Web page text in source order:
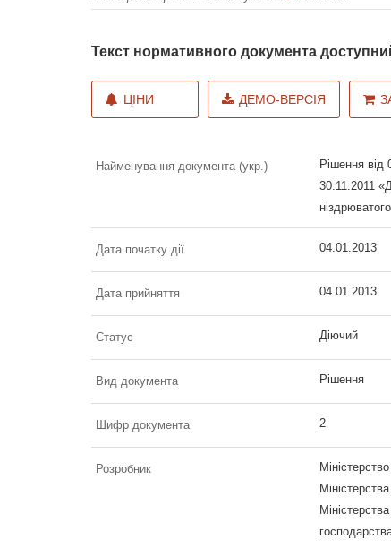
Текст нормативного документа
ЦІНИ ДЕМО-ВЕРСІЯ
Найменування документа (укр.)
Рішення
30.11.2011
Дата початку дії 04.01.2013
Дата прийняття 04.01.2013
Статус Діючий
Вид документа Рішення
Шифр документа 2
Розробник